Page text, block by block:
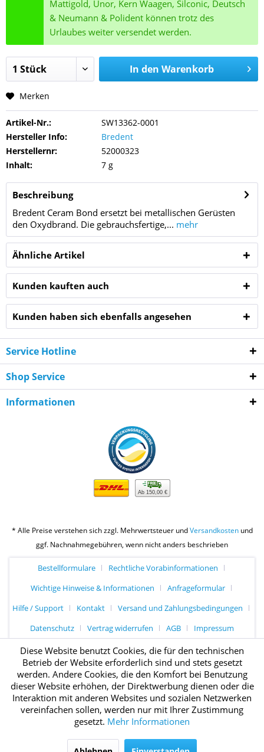
Mattigold, Unor, Kern Waagen, Silconic, Deutsch
& Neumann & Polident können trotz des
Urlaubes weiter versendet werden.
In den Warenkorb
Merken
Artikel-Nr.:
SW13362-0001
Hersteller Info:
Bredent
Herstellernr:
52000323
Inhalt:
7 g
Beschreibung
Bredent Ceram Bond ersetzt bei metallischen Gerüsten
den Oxydbrand. Die gebrauchsfertige,... mehr
Ähnliche Artikel
Kunden kauften auch
Kunden haben sich ebenfalls angesehen
Service Hotline
Shop Service
Informationen
Ab 150,00 €
* Alle Preise verstehen sich zzgl. Mehrwertsteuer undVersandkostenund
ggf. Nachnahmegebühren, wenn nicht anders beschrieben
Bestellformulare
Rechtliche Vorabinformationen
Wichtige Hinweise & Informationen
Anfrageformular
Hilfe / Support
Kontakt
Versand und Zahlungsbedingungen
Datenschutz
Vertrag widerrufen AGB Impressum
Diese Website benutzt Cookies, die für den technischen
Betrieb der Website erforderlich sind und stets gesetzt
werden. Andere Cookies, die den Komfort bei Benutzung
dieser Website erhöhen, der Direktwerbung dienen oder die
Interaktion mit anderen Websites und sozialen Netzwerken
vereinfachen sollen, werden nur mit Ihrer Zustimmung
gesetzt. Mehr Informationen